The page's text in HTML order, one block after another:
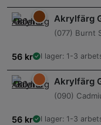
Akrylfärg
(077) Burnt
56 kr I lager: 1-3
Akrylfärg
(090)
56 kr I lager: 1-3